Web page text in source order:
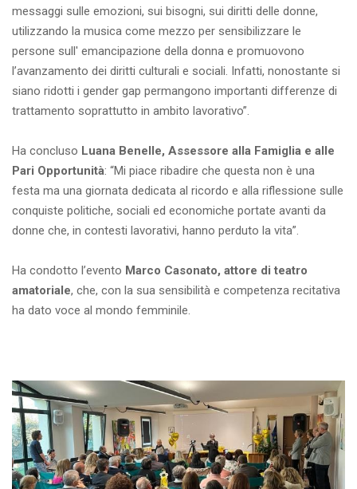
messaggi sulle emozioni, sui bisogni, sui diritti delle donne,
utilizzando la musica come mezzo per sensibilizzare le
persone sull' emancipazione della donna e promuovono
l’avanzamento dei diritti culturali e sociali. Infatti, nonostante si
siano ridotti i gender gap permangono importanti differenze di
trattamento soprattutto in ambito lavorativo”.
Ha concluso Luana Benelle, Assessore alla Famiglia e alle
Pari Opportunità: “Mi piace ribadire che questa non è una
festa ma una giornata dedicata al ricordo e alla riflessione sulle
conquiste politiche, sociali ed economiche portate avanti da
donne che, in contesti lavorativi, hanno perduto la vita”.
Ha condotto l’evento Marco Casonato, attore di teatro
amatoriale, che, con la sua sensibilità e competenza recitativa
ha dato voce al mondo femminile.